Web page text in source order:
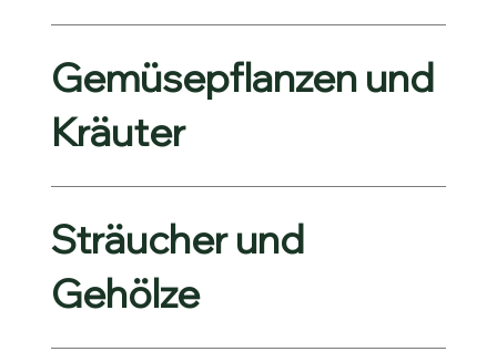
Gemüsepflanzen und
Kräuter
Sträucher und
Gehölze